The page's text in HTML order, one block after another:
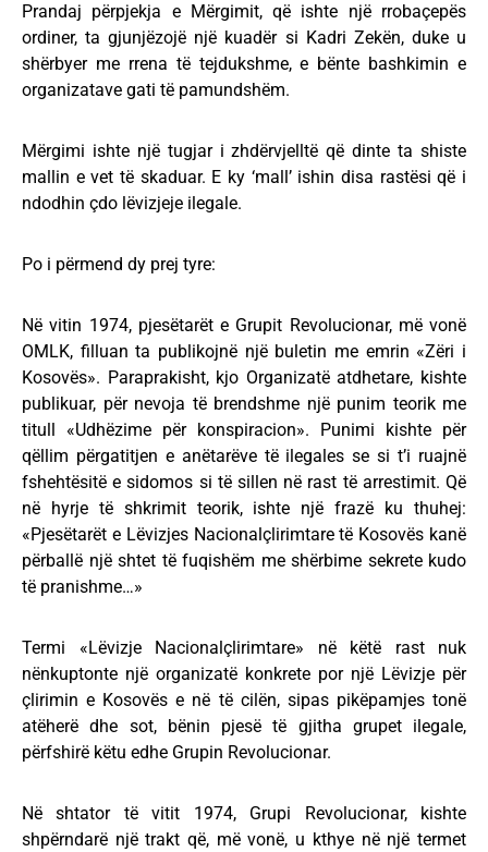
Prandaj përpjekja e Mërgimit, që ishte një rrobaçepës
ordiner, ta gjunjëzojë një kuadër si Kadri Zekën, duke u
shërbyer me rrena të tejdukshme, e bënte bashkimin e
organizatave gati të pamundshëm.
Mërgimi ishte një tugjar i zhdërvjelltë që dinte ta shiste
mallin e vet të skaduar. E ky ‘mall’ ishin disa rastësi që i
ndodhin çdo lëvizjeje ilegale.
Po i përmend dy prej tyre:
Në vitin 1974, pjesëtarët e Grupit Revolucionar, më vonë
OMLK, filluan ta publikojnë një buletin me emrin «Zëri i
Kosovës». Paraprakisht, kjo Organizatë atdhetare, kishte
publikuar, për nevoja të brendshme një punim teorik me
titull «Udhëzime për konspiracion». Punimi kishte për
qëllim përgatitjen e anëtarëve të ilegales se si t’i ruajnë
fshehtësitë e sidomos si të sillen në rast të arrestimit. Që
në hyrje të shkrimit teorik, ishte një frazë ku thuhej:
«Pjesëtarët e Lëvizjes Nacionalçlirimtare të Kosovës kanë
përballë një shtet të fuqishëm me shërbime sekrete kudo
të pranishme…»
Termi «Lëvizje Nacionalçlirimtare» në këtë rast nuk
nënkuptonte një organizatë konkrete por një Lëvizje për
çlirimin e Kosovës e në të cilën, sipas pikëpamjes tonë
atëherë dhe sot, bënin pjesë të gjitha grupet ilegale,
përfshirë këtu edhe Grupin Revolucionar.
Në shtator të vitit 1974, Grupi Revolucionar, kishte
shpërndarë një trakt që, më vonë, u kthye në një termet